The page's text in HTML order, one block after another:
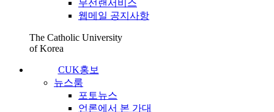
무선랜서비스
웹메일 공지사항
The Catholic University
of Korea
CUK홍보
뉴스룸
포토뉴스
언론에서 본 가대